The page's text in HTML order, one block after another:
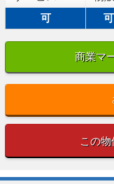
可 可
商業マ
この